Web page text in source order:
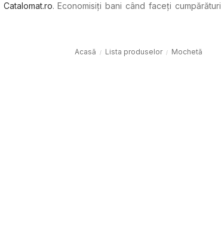
Catalomat.ro. Economisiți bani când faceți
Acasă Lista produselor Mochetă